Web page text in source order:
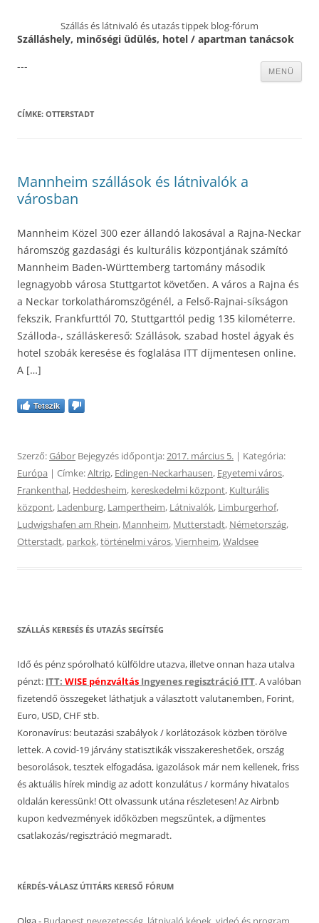
Szállás és látnivaló és utazás tippek blog-fórum
Szálláshely, minőségi üdülés, hotel / apartman tanácsok
MENÜ
---
CÍMKE: OTTERSTADT
Mannheim szállások és látnivalók a
városban
Mannheim Közel 300 ezer állandó lakosával a Rajna-Neckar
háromszög gazdasági és kulturális központjának számító
Mannheim Baden-Württemberg tartomány második
legnagyobb városa Stuttgartot követően. A város a Rajna és
a Neckar torkolatháromszögénél, a Felső-Rajnai-síkságon
fekszik, Frankfurttól 70, Stuttgarttól pedig 135 kilométerre.
Szálloda-, szálláskereső: Szállások, szabad hostel ágyak és
hotel szobák keresése és foglalása ITT díjmentesen online.
A […]
Tetszik
Szerző:Gábor Bejegyzés időpontja:2017. március 5. | Kategória:
Európa | Címke:Altrip, Edingen-Neckarhausen, Egyetemi város,
Frankenthal, Heddesheim, kereskedelmi központ, Kulturális
központ, Ladenburg, Lampertheim, Látnivalók, Limburgerhof,
Ludwigshafen am Rhein, Mannheim, Mutterstadt, Németország,
Otterstadt, parkok,történelmi város,Viernheim,Waldsee
SZÁLLÁS KERESÉS ÉS UTAZÁS SEGÍTSÉG
Idő és pénz spórolható külföldre utazva, illetve onnan haza utalva
pénzt: ITT: WISE pénzváltás Ingyenes regisztráció ITT. A valóban
fizetendő összegeket láthatjuk a választott valutanemben, Forint,
Euro, USD, CHF stb.
Koronavírus: beutazási szabályok / korlátozások közben törölve
lettek. A covid-19 járvány statisztikák visszakereshetőek, ország
besorolások, tesztek elfogadása, igazolások már nem kellenek, friss
és aktuális hírek mindig az adott konzulátus / kormány hivatalos
oldalán keressünk! Ott olvassunk utána részletesen! Az Airbnb
kupon kedvezmények időközben megszűntek, a díjmentes
csatlakozás/regisztráció megmaradt.
KÉRDÉS-VÁLASZ ÚTITÁRS KERESŐ FÓRUM